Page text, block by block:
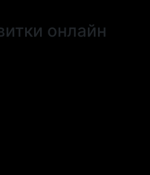
онлайн